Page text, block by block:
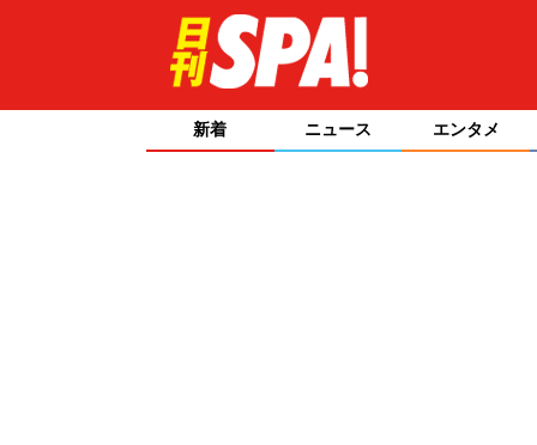
新着 ニュース エンタメ